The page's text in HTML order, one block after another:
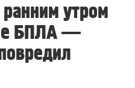
утром
БПЛА —